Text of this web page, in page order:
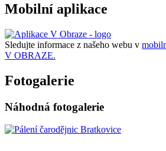
Mobilní aplikace
Sledujte informace z našeho webu v
V OBRAZE.
Fotogalerie
Náhodná fotogalerie